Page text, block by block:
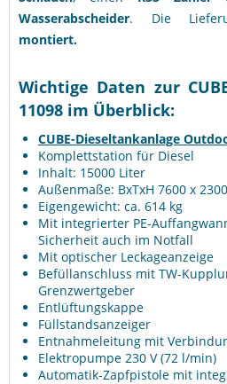
Wasserabscheider. Die
montiert.
Wichtige Daten zur
11098 im Überblick:
CUBE-Dieseltankanlage
Komplettstation für Diesel
Inhalt: 15000 Liter
Außenmaße: BxTxH 7600 x
Eigengewicht: ca. 614 kg
Mit integrierter PE-
Sicherheit auch im Notfall
Mit optischer Leckageanzeige
Befüllanschluss mit TW-
Grenzwertgeber
Entlüftungskappe
Füllstandsanzeiger
Entnahmeleitung mit
Elektropumpe 230 V (72 l/min)
Automatik-Zapfpistole mit